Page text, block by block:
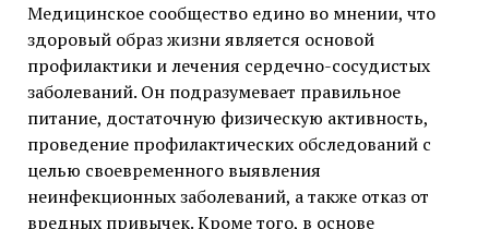
Медицинское сообщество едино во мнении, что
здоровый образ жизни является основой
профилактики и лечения сердечно-сосудистых
заболеваний. Он подразумевает правильное
питание, достаточную физическую активность,
проведение профилактических обследований с
целью своевременного выявления
неинфекционных заболеваний, а также отказ от
вредных привычек. Кроме того, в основе